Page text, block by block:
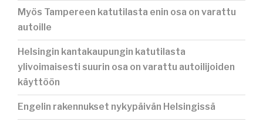
Myös Tampereen katutilasta enin osa on varattu
autoille
Helsingin kantakaupungin katutilasta
ylivoimaisesti suurin osa on varattu autoilijoiden
käyttöön
Engelin rakennukset nykypäivän Helsingissä